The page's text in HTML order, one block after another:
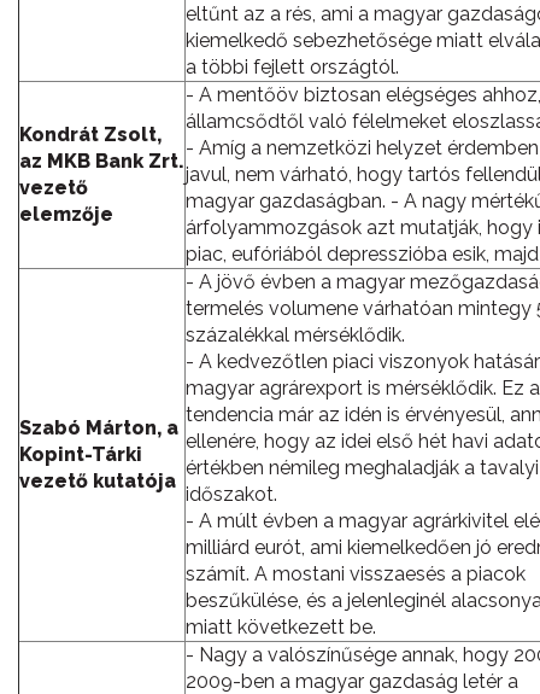
eltűnt az a rés, ami a magyar
kiemelkedő sebezhetősége miatt
a többi fejlett országtól.
Kondrát Zsolt,
az MKB Bank Zrt.
vezető
elemzője
- A mentőöv biztosan elégséges
államcsődtől való félelmeket
- Amíg a nemzetközi helyzet
javul, nem várható, hogy tartós
magyar gazdaságban. - A nagy
árfolyammozgások azt mutatják, hogy
piac, eufóriából depresszióba esik,
Szabó Márton, a
Kopint-Tárki
vezető kutatója
- A jövő évben a magyar
termelés volumene várhatóan mintegy
százalékkal mérséklődik.
- A kedvezőtlen piaci viszonyok
magyar agrárexport is mérséklődik. Ez a
tendencia már az idén is érvényesül,
ellenére, hogy az idei első hét havi
értékben némileg meghaladják a
időszakot.
- A múlt évben a magyar agrárkivitel
milliárd eurót, ami kiemelkedően jó
számít. A mostani visszaesés a piacok
beszűkülése, és a jelenleginél
miatt következett be.
- Nagy a valószínűsége annak, hogy
2009-ben a magyar gazdaság letér a